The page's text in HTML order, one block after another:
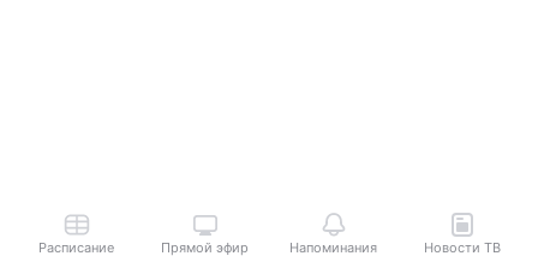
Расписание Прямой эфир Напоминания Новости ТВ